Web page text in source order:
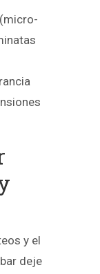
y el
deje